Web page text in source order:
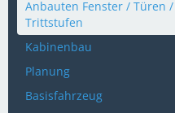
Anbauten Fenster / Türen
Trittstufen
Kabinenbau
Planung
Basisfahrzeug